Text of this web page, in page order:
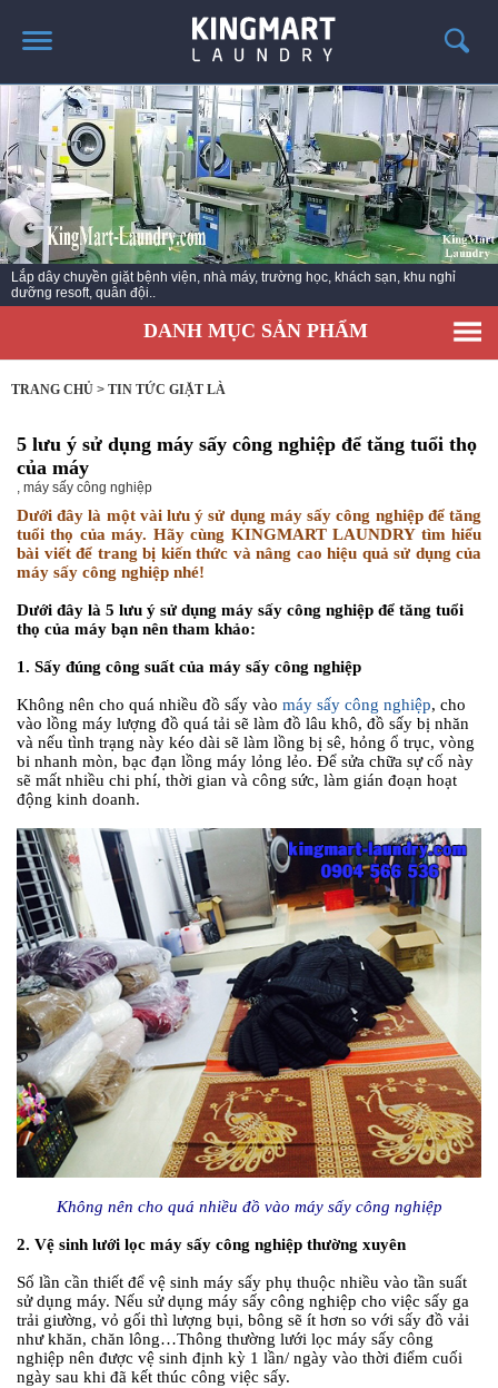
TRANG CHỦ
GIỚI THIỆU
SẢN PHẨM
TIN TỨC GIẶT LÀ
CÔNG TRÌNH TRIỂN KHAI
LIÊN HỆ
Lắp dây chuyền giặt bệnh viện, nhà máy, trường học, khách sạn, khu nghỉ
dưỡng resoft, quân đội..
DANH MỤC SẢN PHẨM
TRANG CHỦ > TIN TỨC GIẶT LÀ
5 lưu ý sử dụng máy sấy công nghiệp để tăng tuổi thọ
của máy
, máy sấy công nghiệp
Dưới đây là một vài lưu ý sử dụng máy sấy công nghiệp để tăng
tuổi thọ của máy. Hãy cùng KINGMART LAUNDRY tìm hiểu
bài viết để trang bị kiến thức và nâng cao hiệu quả sử dụng của
máy sấy công nghiệp nhé!
Dưới đây là 5 lưu ý sử dụng máy sấy công nghiệp để tăng tuổi
thọ của máy bạn nên tham khảo:
1. Sấy đúng công suất của máy sấy công nghiệp
Không nên cho quá nhiều đồ sấy vào máy sấy công nghiệp, cho
vào lồng máy lượng đồ quá tải sẽ làm đồ lâu khô, đồ sấy bị nhăn
và nếu tình trạng này kéo dài sẽ làm lồng bị sê, hỏng ổ trục, vòng
bi nhanh mòn, bạc đạn lồng máy lỏng lẻo. Để sửa chữa sự cố này
sẽ mất nhiều chi phí, thời gian và công sức, làm gián đoạn hoạt
động kinh doanh.
Không nên cho quá nhiều đồ vào máy sấy công nghiệp
2. Vệ sinh lưới lọc máy sấy công nghiệp thường xuyên
Số lần cần thiết để vệ sinh máy sấy phụ thuộc nhiều vào tần suất
sử dụng máy. Nếu sử dụng máy sấy công nghiệp cho việc sấy ga
trải giường, vỏ gối thì lượng bụi, bông sẽ ít hơn so với sấy đồ vải
như khăn, chăn lông…Thông thường lưới lọc máy sấy công
nghiệp nên được vệ sinh định kỳ 1 lần/ ngày vào thời điểm cuối
ngày sau khi đã kết thúc công việc sấy.